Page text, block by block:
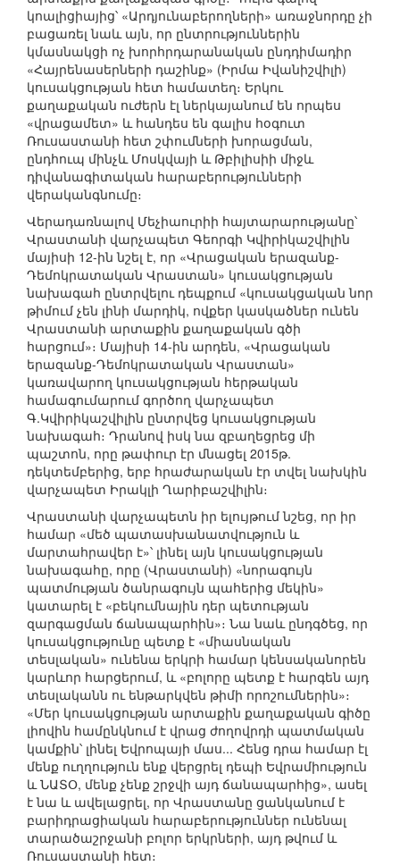
կոալիցիայից՝ «Արդյունաբերողների» առաջնորդը չի
բացառել նաև այն, որ ընտրություններին
կմասնակցի ոչ խորհրդարանական ընդդիմադիր
«Հայրենասերների դաշինք» (Իրմա Իվանիշվիլի)
կուսակցության հետ համատեղ։ Երկու
քաղաքական ուժերն էլ ներկայանում են որպես
«վրացամետ» և հանդես են գալիս հօգուտ
Ռուսաստանի հետ շփումների խորացման,
ընդհուպ մինչև Մոսկվայի և Թբիլիսիի միջև
դիվանագիտական հարաբերությունների
վերականգնումը։
Վերադառնալով Մեչիաուրիի հայտարարությանը՝
Վրաստանի վարչապետ Գեորգի Կվիրիկաշվիլին
մայիսի 12-ին նշել է, որ «Վրացական երազանք-
Դեմոկրատական Վրաստան» կուսակցության
նախագահ ընտրվելու դեպքում «կուսակցական նոր
թիմում չեն լինի մարդիկ, ովքեր կասկածներ ունեն
Վրաստանի արտաքին քաղաքական գծի
հարցում»։ Մայիսի 14-ին արդեն, «Վրացական
երազանք-Դեմոկրատական Վրաստան»
կառավարող կուսակցության հերթական
համագումարում գործող վարչապետ
Գ.Կվիրիկաշվիլին ընտրվեց կուսակցության
նախագահ։ Դրանով իսկ նա զբաղեցրեց մի
պաշտոն, որը թափուր էր մնացել 2015թ.
դեկտեմբերից, երբ հրաժարական էր տվել նախկին
վարչապետ Իրակլի Ղարիբաշվիլին։
Վրաստանի վարչապետն իր ելույթում նշեց, որ իր
համար «մեծ պատասխանատվություն և
մարտահրավեր է»՝ լինել այն կուսակցության
նախագահը, որը (Վրաստանի) «նորագույն
պատմության ծանրագույն պահերից մեկին»
կատարել է «բեկումնային դեր պետության
զարգացման ճանապարհին»։ Նա նաև ընդգծեց, որ
կուսակցությունը պետք է «միասնական
տեսլական» ունենա երկրի համար կենսականորեն
կարևոր հարցերում, և «բոլորը պետք է հարգեն այդ
տեսլականն ու ենթարկվեն թիմի որոշումներին»։
«Մեր կուսակցության արտաքին քաղաքական գիծը
լիովին համընկնում է վրաց ժողովրդի պատմական
կամքին՝ լինել Եվրոպայի մաս... Հենց դրա համար էլ
մենք ուղղություն ենք վերցրել դեպի Եվրամիություն
և ՆԱՏՕ, մենք չենք շրջվի այդ ճանապարհից», ասել
է նա և ավելացրել, որ Վրաստանը ցանկանում է
բարիդրացիական հարաբերություններ ունենալ
տարածաշրջանի բոլոր երկրների, այդ թվում և
Ռուսաստանի հետ։